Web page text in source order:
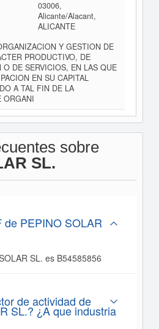
03006,
Alicante/Alacant,
ALICANTE
Y GESTION DE
PRODUCTIVO, DE
DE SERVICIOS, EN LAS QUE
EN SU CAPITAL
A TAL FIN DE LA
ORGANI
sobre
SL.
de PEPINO SOLAR
SL. es B54585856
de actividad de
SL.? ¿A que industria